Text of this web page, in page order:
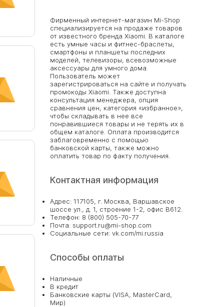
Фирменный интернет-магазин Mi-Shop
специализируется на продаже товаров
от известного бренда Xiaomi. В каталоге
есть умные часы и фитнес-браслеты,
смартфоны и планшеты последних
моделей, телевизоры, всевозможные
аксессуары для умного дома.
Пользователь может
зарегистрироваться на сайте и получать
промокоды Xiaomi. Также доступна
консультация менеджера, опция
сравнения цен, категория «избранное»,
чтобы складывать в нее все
понравившиеся товары и не терять их в
общем каталоге. Оплата производится
заблаговременно с помощью
банковской карты, также можно
оплатить товар по факту получения.
Контактная информация
Адрес: 117105, г. Москва, Варшавское
шоссе ул., д. 1, строение 1-2, офис В612.
Телефон: 8 (800) 505-70-77
Почта: support.ru@mi-shop.com
Социальные сети: vk.com/mi.russia
Способы оплаты
Наличные
В кредит
Банковские карты (VISA, MasterCard,
Мир)